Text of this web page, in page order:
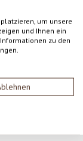
um unsere
und Ihnen ein
zu den
Kunden.